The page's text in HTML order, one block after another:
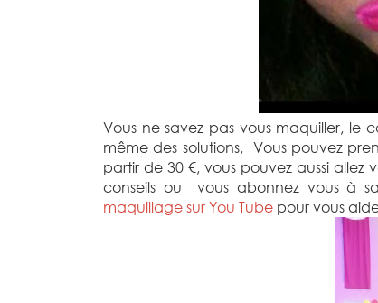
Vous ne savez pas vous maquiller, le
même des solutions, Vous pouvez
partir de 30 €, vous pouvez aussi
conseils ou vous abonnez vous à sa
maquillage sur You Tube pour vous